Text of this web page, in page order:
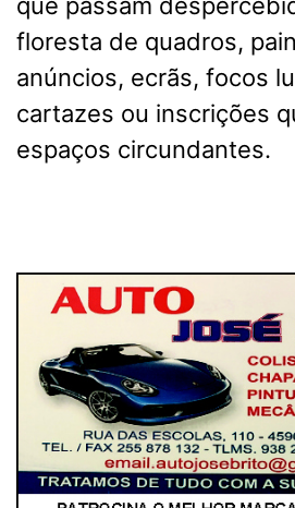
que passam
floresta de quadros,
anúncios, ecrãs, focos
cartazes ou inscrições
espaços circundantes.